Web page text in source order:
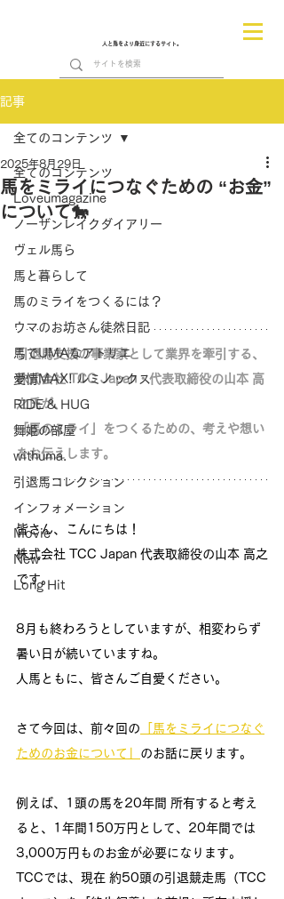
人と馬をより身近にするサイト。
記事
全てのコンテンツ
Loveumagazine
ノーザンレイクダイアリー
ヴェル馬ら
馬と暮らして
馬のミライをつくるには？
ウマのお坊さん徒然日記
馬でUMAなアトリエ
愛情MAX! ルミノックス
RIDE & HUG
舞姫の部屋
withuma.
引退馬コレクション
インフォメーション
Movie
New
Long Hit
全てのコンテンツ
馬をミライにつなぐための “お金”
について🐎
2025年8月29日
引退馬支援の事業家として業界を牽引する、
株式会社 TCC Japan・代表取締役の山本 高
之氏が、
「馬のミライ」をつくるための、考えや想い
をお伝えします。
皆さん、こんにちは！
株式会社 TCC Japan 代表取締役の山本 高之
です。
8月も終わろうとしていますが、相変わらず
暑い日が続いていますね。
人馬ともに、皆さんご自愛ください。
さて今回は、前々回の 「馬をミライにつなぐ
ためのお金について」 のお話に戻ります。
例えば、1頭の馬を20年間 所有すると考え
ると、1年間150万円として、20年間では
3,000万円ものお金が必要になります。
TCCでは、現在 約50頭の引退競走馬（TCC